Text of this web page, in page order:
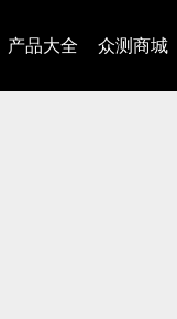
产品大全 众测商城